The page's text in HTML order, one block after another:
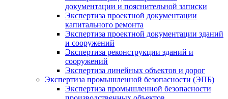
документации и пояснительной записки
Экспертиза проектной документации
капитального ремонта
Экспертиза проектной документации зданий
и сооружений
Экспертиза реконструкции зданий и
сооружений
Экспертиза линейных объектов и дорог
Экспертиза промышленной безопасности (ЭПБ)
Экспертиза промышленной безопасности